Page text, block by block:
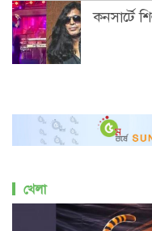
কনসার্টে
খেলা